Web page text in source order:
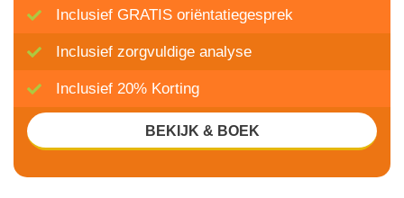
Inclusief GRATIS oriëntatiegesprek
Inclusief zorgvuldige analyse
Inclusief 20% Korting
BEKIJK & BOEK